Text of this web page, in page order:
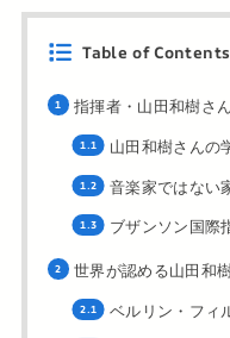
Table of Contents
指揮者・山田和樹さ
山田和樹さんの
音楽家ではない
ブザンソン国際
世界が認める山田和
ベルリン・フィ